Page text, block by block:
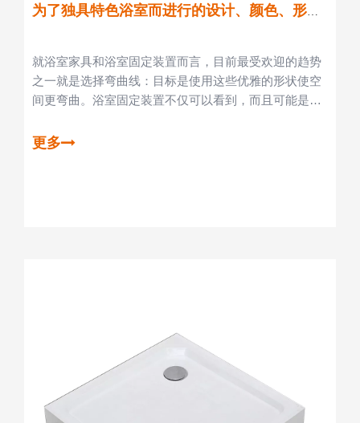
为了独具特色浴室而进行的设计、颜色、形状和传统
就浴室家具和浴室固定装置而言，目前最受欢迎的趋势
之一就是选择弯曲线：目标是使用这些优雅的形状使空
间更弯曲。浴室固定装置不仅可以看到，而且可能是在
更多